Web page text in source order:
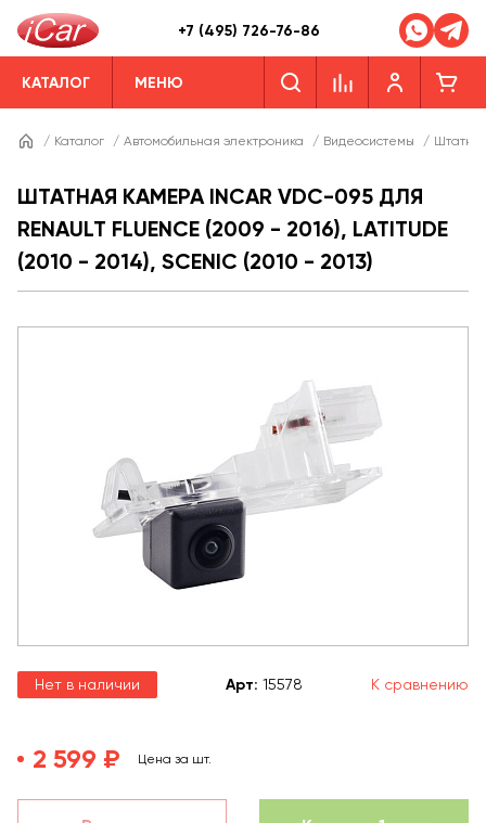
+7 (495) 726-76-86
КАТАЛОГ МЕНЮ
/ Каталог / Автомобильная электроника / Видеосистемы /
ШТАТНАЯ КАМЕРА INCAR VDC-095 ДЛЯ
RENAULT FLUENCE (2009 - 2016), LATITUDE
(2010 - 2014), SCENIC (2010 - 2013)
Нет в наличии Арт: 15578 К сравнению
2 599 ₽ Цена за шт.